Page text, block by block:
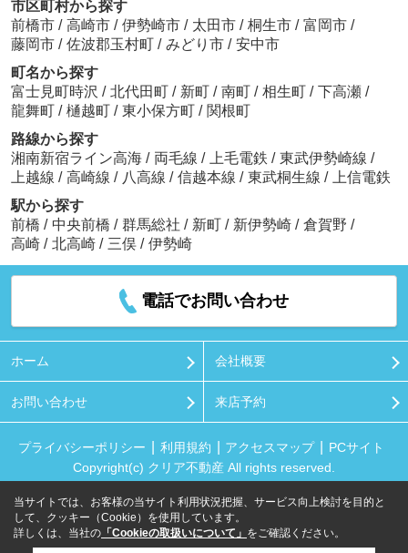
市区町村から探す
前橋市 / 高崎市 / 伊勢崎市 / 太田市 / 桐生市 / 富岡市 /
藤岡市 / 佐波郡玉村町 / みどり市 / 安中市
町名から探す
富士見町時沢 / 北代田町 / 新町 / 南町 / 相生町 / 下高瀬 /
龍舞町 / 樋越町 / 東小保方町 / 関根町
路線から探す
湘南新宿ライン高海 / 両毛線 / 上毛電鉄 / 東武伊勢崎線 /
上越線 / 高崎線 / 八高線 / 信越本線 / 東武桐生線 /
上信電鉄
駅から探す
前橋 / 中央前橋 / 群馬総社 / 新町 / 新伊勢崎 / 倉賀野 /
高崎 / 北高崎 / 三俣 / 伊勢崎
電話でお問い合わせ
ホーム 会社概要
お問い合わせ 来店予約
プライバシーポリシー 利用規約 アクセスマップ
PCサイト
Copyright(c) クリア不動産 All rights reserved.
当サイトでは、お客様の当サイト利用状況把握、サービス向上検討を目的と
して、クッキー（Cookie）を使用しています。
詳しくは、当社の 「Cookieの取扱いについて」 をご確認ください。